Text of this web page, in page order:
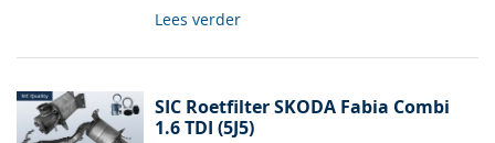
Lees verder
SIC Roetfilter SKODA Fabia Combi
1.6 TDI (5J5)